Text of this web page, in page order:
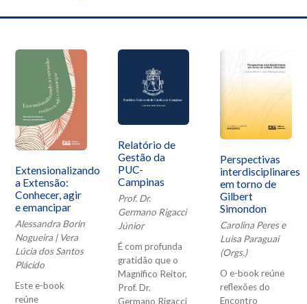
Extensionalizando
a Extensão:
Conhecer, agir
e emancipar
Alessandra Borin
Nogueira | Vera
Lúcia dos Santos
Plácido
Este e-book
reúne
Relatório de
Gestão da
PUC-
Campinas
Prof. Dr.
Germano Rigacci
Júnior
É com profunda
gratidão que o
Magnífico Reitor,
Prof. Dr.
Germano Rigacci
Perspectivas
interdisciplinares
em torno de
Gilbert
Simondon
Carolina Peres e
Luisa Paraguai
(Orgs.)
O e-book reúne
reflexões do
Encontro